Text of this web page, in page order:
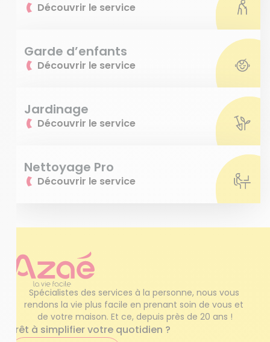
Découvrir le service
Garde d’enfants
Découvrir le service
Jardinage
Découvrir le service
Nettoyage Pro
Découvrir le service
Spécialistes des services à la personne, nous vous
rendons la vie plus facile en prenant soin de vous et
de votre maison. Et ce, depuis près de 20 ans !
Prêt à simplifier votre quotidien ?